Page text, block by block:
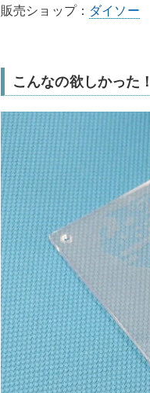
販売ショップ： ダイソー
こんなの欲しかった